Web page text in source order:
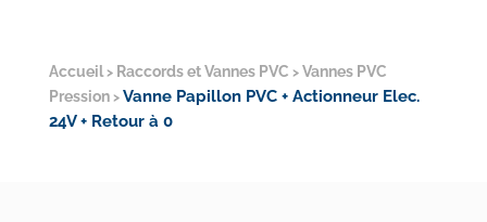
Accueil> Raccords et Vannes PVC > Vannes PVC
Pression> Vanne Papillon PVC + Actionneur Elec.
24V + Retour à 0